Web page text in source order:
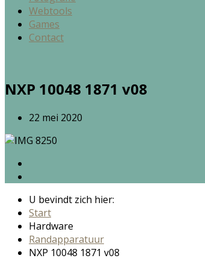
Webtools
Games
Contact
NXP 10048 1871 v08
22 mei 2020
U bevindt zich hier:
Start
Hardware
Randapparatuur
NXP 10048 1871 v08